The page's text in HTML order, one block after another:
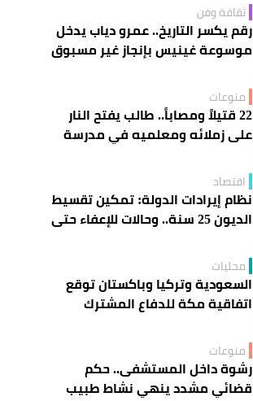
ثقافة وفن
رقم يكسر التاريخ.. عمرو دياب يدخل
موسوعة غينيس بإنجاز غير مسبوق
منوعات
22 قتيلاً ومصاباً.. طالب يفتح النار
على زملائه ومعلميه في مدرسة
اقتصاد
نظام إيرادات الدولة: تمكين تقسيط
الديون 25 سنة.. وحالات للإعفاء حتى
محليات
السعودية وتركيا وباكستان توقع
اتفاقية مكة للدفاع المشترك
منوعات
رشوة داخل المستشفى.. حكم
قضائي مشدد ينهي نشاط طبيب